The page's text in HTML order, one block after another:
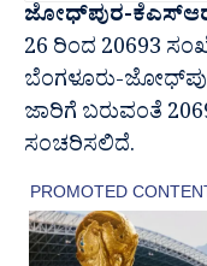
ಜೋಧ್‌ಪುರ-
26 ರಿಂದ 20693
ಬೆಂಗಳೂರು-
ಜಾರಿಗೆ ಬರುವಂತೆ
ಸಂಚರಿಸಲಿದೆ.